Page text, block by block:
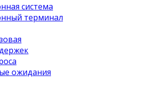
система
терминал
ожидания